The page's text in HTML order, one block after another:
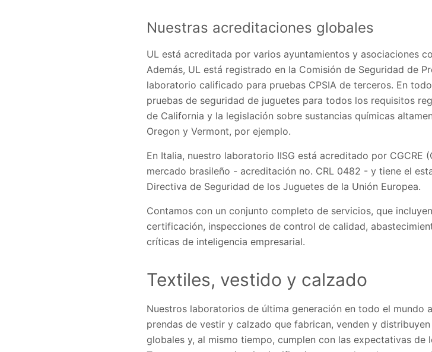
Nuestras acreditaciones globales
UL está acreditada por varios ayuntamientos y asociaciones
Además, UL está registrado en la Comisión de Seguridad de
laboratorio calificado para pruebas CPSIA de terceros. En
pruebas de seguridad de juguetes para todos los requisitos
de California y la legislación sobre sustancias químicas
Oregon y Vermont, por ejemplo.
En Italia, nuestro laboratorio IISG está acreditado por CGCRE
mercado brasileño - acreditación no. CRL 0482 - y tiene el
Directiva de Seguridad de los Juguetes de la Unión Europea.
Contamos con un conjunto completo de servicios, que
certificación, inspecciones de control de calidad,
críticas de inteligencia empresarial.
Textiles, vestido y calzado
Nuestros laboratorios de última generación en todo el mundo
prendas de vestir y calzado que fabrican, venden y
globales y, al mismo tiempo, cumplen con las expectativas